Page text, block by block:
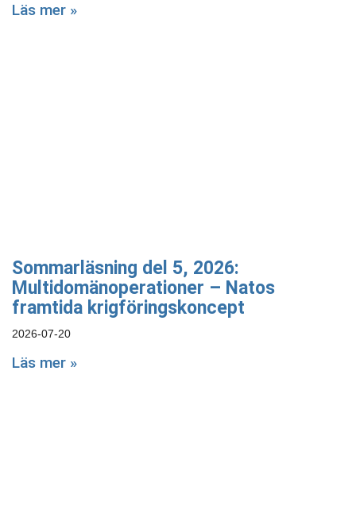
Läs mer »
Sommarläsning del 5, 2026:
Multidomänoperationer – Natos
framtida krigföringskoncept
2026-07-20
Läs mer »